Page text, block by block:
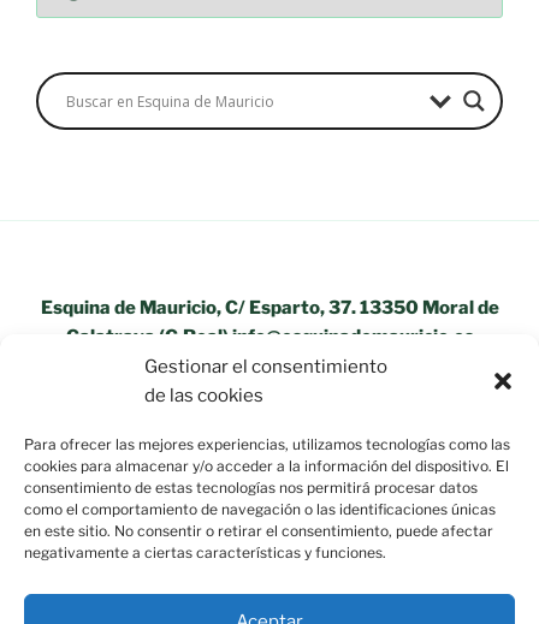
Gestionar el consentimiento
de las cookies
Para ofrecer las mejores experiencias, utilizamos tecnologías como las
cookies para almacenar y/o acceder a la información del dispositivo. El
consentimiento de estas tecnologías nos permitirá procesar datos
como el comportamiento de navegación o las identificaciones únicas
en este sitio. No consentir o retirar el consentimiento, puede afectar
negativamente a ciertas características y funciones.
Esquina de Mauricio, C/ Esparto, 37. 13350 Moral de
Calatrava (C.Real) info@esquinademauricio.es
«Aviso Legal»